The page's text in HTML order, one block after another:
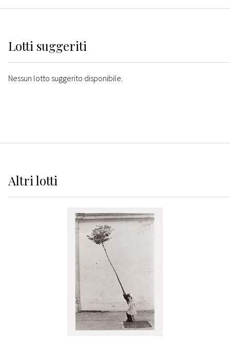
Lotti suggeriti
Nessun lotto suggerito disponibile.
Altrilotti